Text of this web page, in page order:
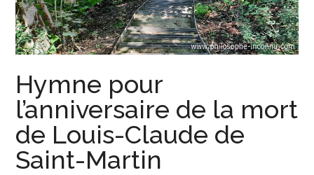
Hymne pour
l’anniversaire de la mort
de Louis-Claude de
Saint-Martin